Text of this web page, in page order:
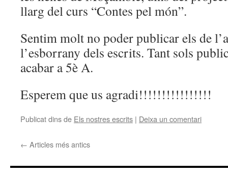
llarg del curs “Contes pel món”.
Sentim molt no poder publicar els de
l’esborrany dels escrits. Tant sols
acabar a 5è A.
Esperem que us agradi!!!!!!!!!!!!!!!!
Publicat dins de Els nostres escrits | Deixa un comentari
← Articles més antics